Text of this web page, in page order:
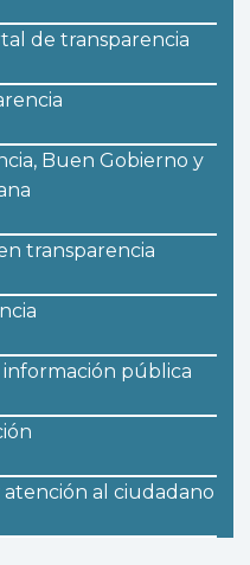
de transparencia
Buen Gobierno y
transparencia
información pública
al ciudadano